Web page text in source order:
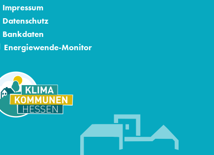
Impressum
Datenschutz
Bankdaten
Energiewende-Monitor